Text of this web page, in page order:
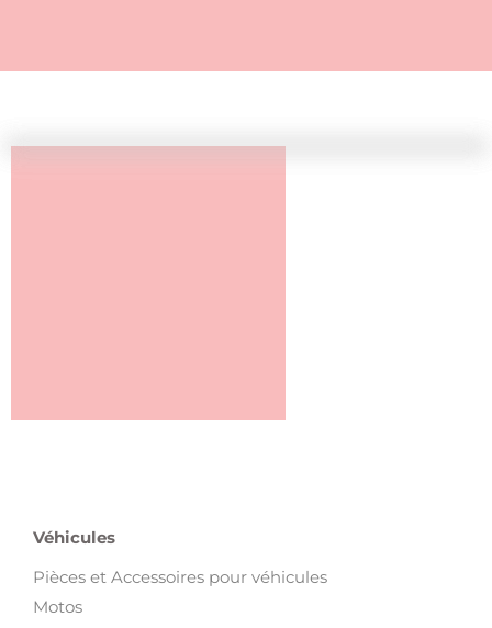
Véhicules
Pièces et Accessoires pour véhicules
Motos